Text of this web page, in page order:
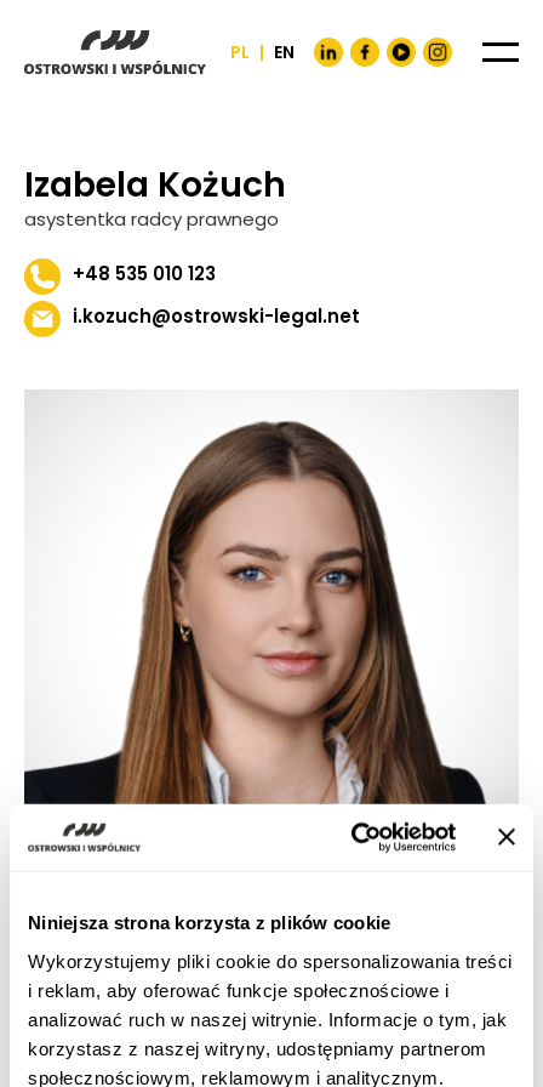
Niniejsza strona korzysta z plików cookie
Wykorzystujemy pliki cookie do spersonalizowania treści
i reklam, aby oferować funkcje społecznościowe i
analizować ruch w naszej witrynie. Informacje o tym, jak
korzystasz z naszej witryny, udostępniamy partnerom
społecznościowym, reklamowym i analitycznym.
PL | EN
Izabela Kożuch
asystentka radcy prawnego
+48 535 010 123
i.kozuch@ostrowski-legal.net
Infrastruktura i budownictwo